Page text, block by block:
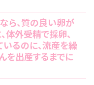
ら、質の良い卵が
体外受精で採卵、
いるのに、流産を繰
を出産するまでに